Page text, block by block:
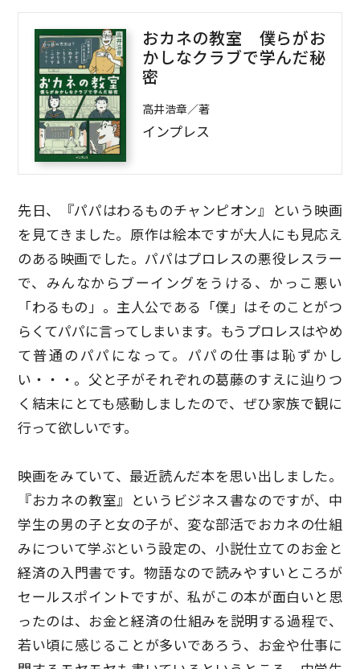
おカネの教室 僕らがお
かしなクラブで学んだ秘
密
高井浩章／著
インプレス
先日、『パパはわるものチャンピオン』という映画
を見てきました。原作は絵本ですが大人にも見応え
のある映画でした。パパはプロレスの悪役レスラー
で、みんなからブーイングをうける、かっこ悪い
「わるもの」。主人公である「僕」はそのことがつ
らくてパパに言ってしまいます。もうプロレスはやめ
て普通のパパになって。パパの仕事は恥ずかし
い・・・。父と子がそれぞれの葛藤のすえに辿りつ
く結末にとても感動しましたので、ぜひ家族で観に
行って欲しいです。
映画をみていて、最近読んだ本を思い出しました。
『おカネの教室』というビジネス書なのですが、中
学生の男の子と女の子が、変な部活でおカネの仕組
みについて学ぶという設定の、小説仕立てのお金と
経済の入門書です。物語なので読みやすいところが
セールスポイントですが、私がこの本が面白いと思
ったのは、お金と経済の仕組みを説明する過程で、
若い頃に感じることが多いであろう、お金や仕事に